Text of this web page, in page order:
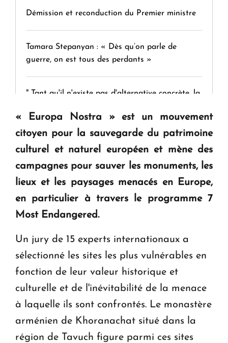
Démission et reconduction du Premier ministre
Tamara Stepanyan : « Dès qu’on parle de
guerre, on est tous des perdants »
" Tant qu'il n'existe pas d'alternative concrète, la
KASA : 30 ans d'audace, de résilience et d'avenir
en Arménie
Le premier hôtel Hyatt Regency d'Arménie
ouvrira ses portes à Dilijan
« Europa Nostra » est un mouvement
citoyen pour la sauvegarde du patrimoine
culturel et naturel européen et mène des
campagnes pour sauver les monuments, les
lieux et les paysages menacés en Europe,
en particulier à travers le programme 7
Most Endangered.
Un jury de 15 experts internationaux a
sélectionné les sites les plus vulnérables en
fonction de leur valeur historique et
culturelle et de l'inévitabilité de la menace
à laquelle ils sont confrontés. Le monastère
arménien de Khoranachat situé dans la
région de Tavuch figure parmi ces sites